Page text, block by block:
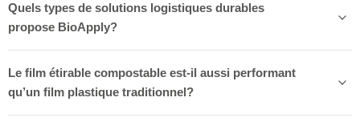
Quels types de solutions logistiques durables
propose BioApply?
Le film étirable compostable est-il aussi performant
qu’un film plastique traditionnel?